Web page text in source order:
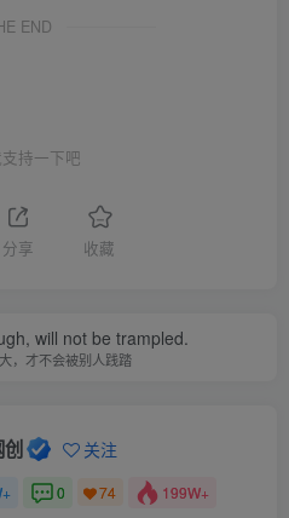
END
持一下吧
分享 收藏
will not be trampled.
，才不会被别人践踏
关注
0 74 199W+